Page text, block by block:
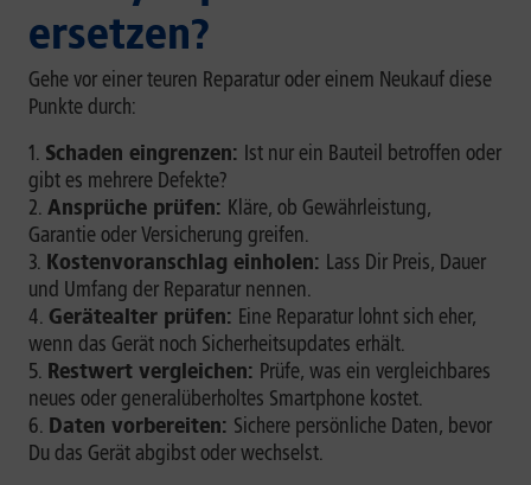
ersetzen?
Gehe vor einer teuren Reparatur oder einem Neukauf diese
Punkte durch:
Schaden eingrenzen: Ist nur ein Bauteil betroffen oder
gibt es mehrere Defekte?
Ansprüche prüfen: Kläre, ob Gewährleistung,
Garantie oder Versicherung greifen.
Kostenvoranschlag einholen: Lass Dir Preis, Dauer
und Umfang der Reparatur nennen.
Gerätealter prüfen: Eine Reparatur lohnt sich eher,
wenn das Gerät noch Sicherheitsupdates erhält.
Restwert vergleichen: Prüfe, was ein vergleichbares
neues oder generalüberholtes Smartphone kostet.
Daten vorbereiten: Sichere persönliche Daten, bevor
Du das Gerät abgibst oder wechselst.